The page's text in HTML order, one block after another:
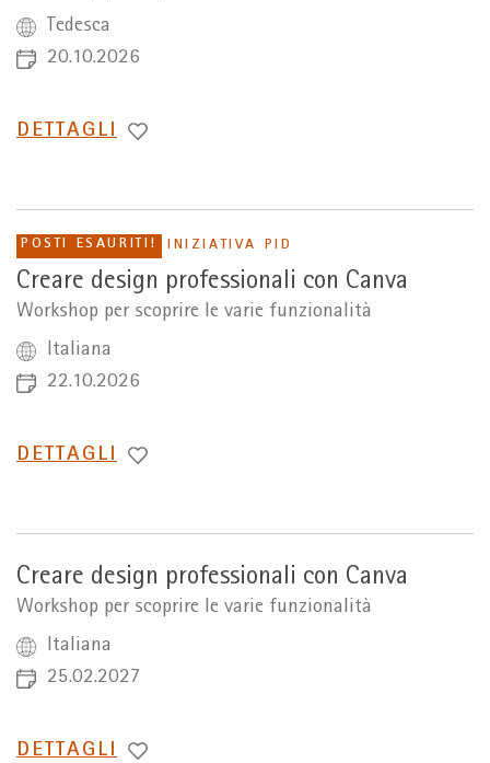
Tedesca
20.10.2026
PASSA
DETTAGLI
POSTI ESAURITI! INIZIATIVA PID
Creare design professionali con Canva
Workshop per scoprire le varie funzionalità
Italiana
22.10.2026
PASSA
DETTAGLI
Creare design professionali con Canva
Workshop per scoprire le varie funzionalità
Italiana
25.02.2027
PASSA
DETTAGLI